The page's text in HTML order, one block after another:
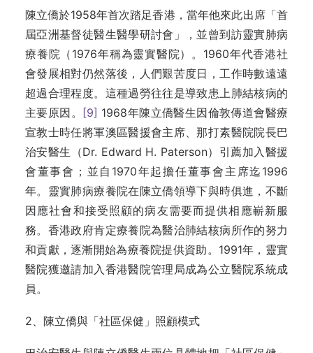
陳立僑於1958年首次踏足香港，當年他來此出席「首
屆亞洲基督徒醫生醫學研討會」，並曾到訪靈實肺病
療養院（1976年稱為靈實醫院）。1960年代香港社
會發展相對仍然落後，人們艱苦度日，工作時數遠遠
超過合理程度。這種過勞往往是導致患上肺結核病的
主要原因。
[9] 1968年陳立僑醫生因倫敦傳道會醫療
宣教士時任將軍澳區醫援會主席、那打素醫院院長巴
治安醫生（Dr. Edward H. Paterson）引薦加入醫援
會董事會；並自1970年起擔任董事會主席迄1996
年。靈實肺病療養院在陳立僑領導下與時俱進，不斷
因應社會和接受照顧的病友需要而提供相應嶄新服
務。香港政府肯定療養院為醫治肺結核病所作的努力
和貢獻，逐漸開始為療養院提供資助。1991年，靈實
醫院獲邀請加入香港醫院管理局成為公立醫院系統成
員。
2、陳立僑與「社區保健」照顧模式